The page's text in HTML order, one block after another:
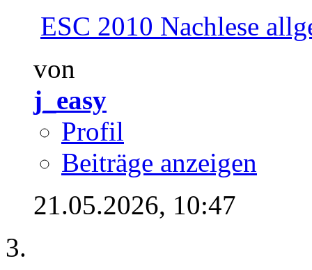
ESC 2010 Nachlese
von
j_easy
Profil
Beiträge anzeigen
21.05.2026, 10:47